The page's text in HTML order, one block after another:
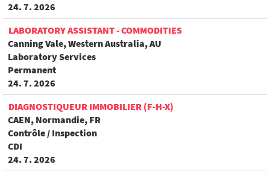
24. 7. 2026
LABORATORY ASSISTANT - COMMODITIES
Canning Vale, Western Australia, AU
Laboratory Services
Permanent
24. 7. 2026
DIAGNOSTIQUEUR IMMOBILIER (F-H-X)
CAEN, Normandie, FR
Contrôle / Inspection
CDI
24. 7. 2026